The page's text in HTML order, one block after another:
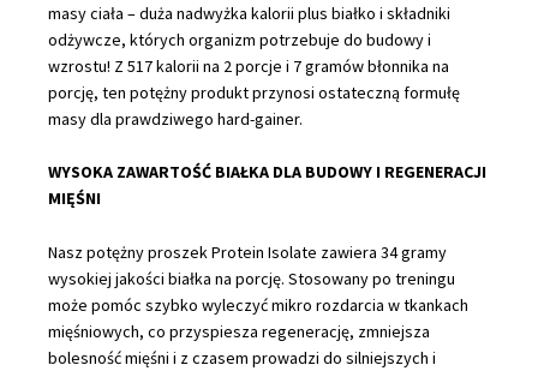
(140g
Per
Serving)
quantity
masy ciała – duża nadwyżka kalorii plus białko i składniki
odżywcze, których organizm potrzebuje do budowy i
wzrostu! Z 517 kalorii na 2 porcje i 7 gramów błonnika na
porcję, ten potężny produkt przynosi ostateczną formułę
masy dla prawdziwego hard-gainer.
WYSOKA ZAWARTOŚĆ BIAŁKA DLA BUDOWY I REGENERACJI
MIĘŚNI
Nasz potężny proszek Protein Isolate zawiera 34 gramy
wysokiej jakości białka na porcję. Stosowany po treningu
może pomóc szybko wyleczyć mikro rozdarcia w tkankach
mięśniowych, co przyspiesza regenerację, zmniejsza
bolesność mięśni i z czasem prowadzi do silniejszych i